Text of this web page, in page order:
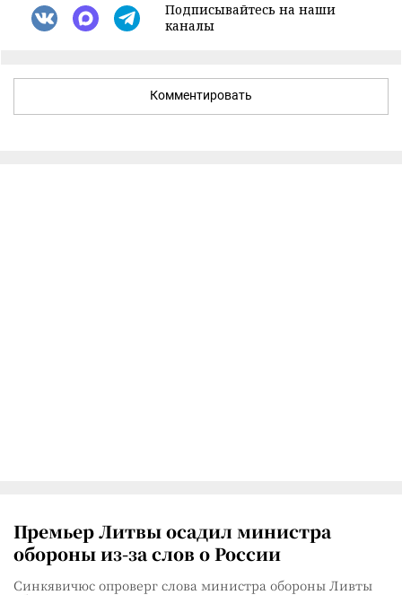
Подписывайтесь на наши
каналы
Комментировать
Премьер Литвы осадил министра
обороны из-за слов о России
Синкявичюс опроверг слова министра обороны Ливты